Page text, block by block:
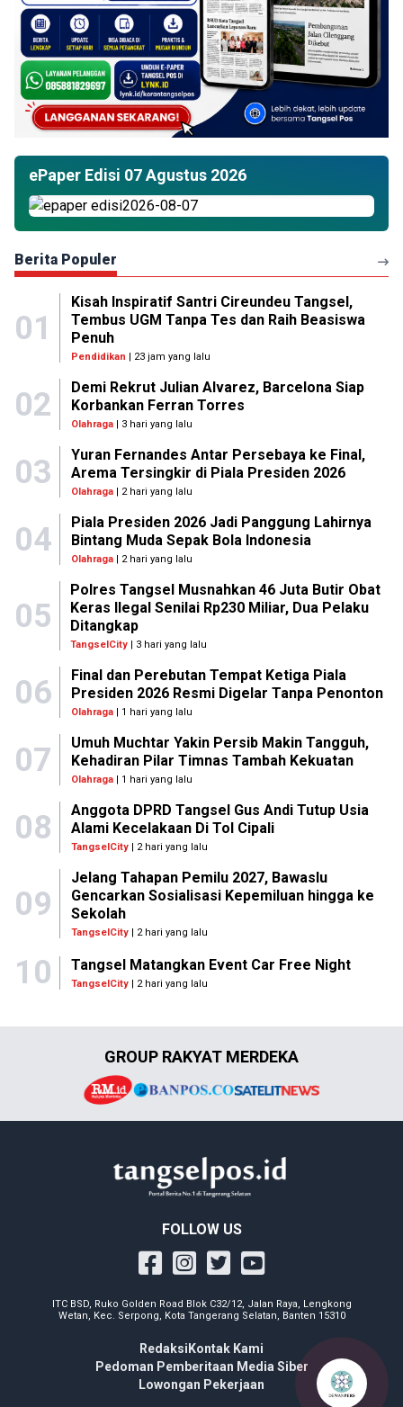
ePaper Edisi 07 Agustus 2026
Berita Populer
01
Kisah Inspiratif Santri Cireundeu Tangsel,
Tembus UGM Tanpa Tes dan Raih Beasiswa
Penuh
Pendidikan | 23 jam yang lalu
02
Demi Rekrut Julian Alvarez, Barcelona Siap
Korbankan Ferran Torres
Olahraga| 3 hari yang lalu
03
Yuran Fernandes Antar Persebaya ke Final,
Arema Tersingkir di Piala Presiden 2026
Olahraga| 2 hari yang lalu
04
Piala Presiden 2026 Jadi Panggung Lahirnya
Bintang Muda Sepak Bola Indonesia
Olahraga| 2 hari yang lalu
05
Polres Tangsel Musnahkan 46 Juta Butir Obat
Keras Ilegal Senilai Rp230 Miliar, Dua Pelaku
Ditangkap
TangselCity | 3 hari yang lalu
06
Final dan Perebutan Tempat Ketiga Piala
Presiden 2026 Resmi Digelar Tanpa Penonton
Olahraga| 1 hari yang lalu
07
Umuh Muchtar Yakin Persib Makin Tangguh,
Kehadiran Pilar Timnas Tambah Kekuatan
Olahraga| 1 hari yang lalu
08
Anggota DPRD Tangsel Gus Andi Tutup Usia
Alami Kecelakaan Di Tol Cipali
TangselCity| 2 hari yang lalu
09
Jelang Tahapan Pemilu 2027, Bawaslu
Gencarkan Sosialisasi Kepemiluan hingga ke
Sekolah
TangselCity| 2 hari yang lalu
10 Tangsel Matangkan Event Car Free Night
TangselCity | 2 hari yang lalu
GROUP RAKYAT MERDEKA
FOLLOW US
ITC BSD, Ruko Golden Road Blok C32/12, Jalan Raya, Lengkong
Wetan, Kec. Serpong, Kota Tangerang Selatan, Banten 15310
Redaksi Kontak Kami
Pedoman Pemberitaan Media Siber
Lowongan Pekerjaan